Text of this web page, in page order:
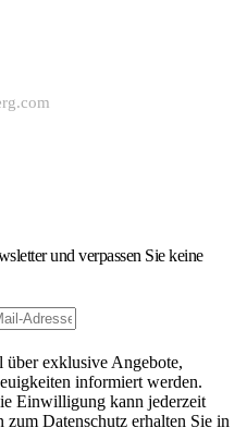
und verpassen Sie keine
exklusive Angebote,
informiert werden.
Einwilligung kann jederzeit
Datenschutz erhalten Sie in